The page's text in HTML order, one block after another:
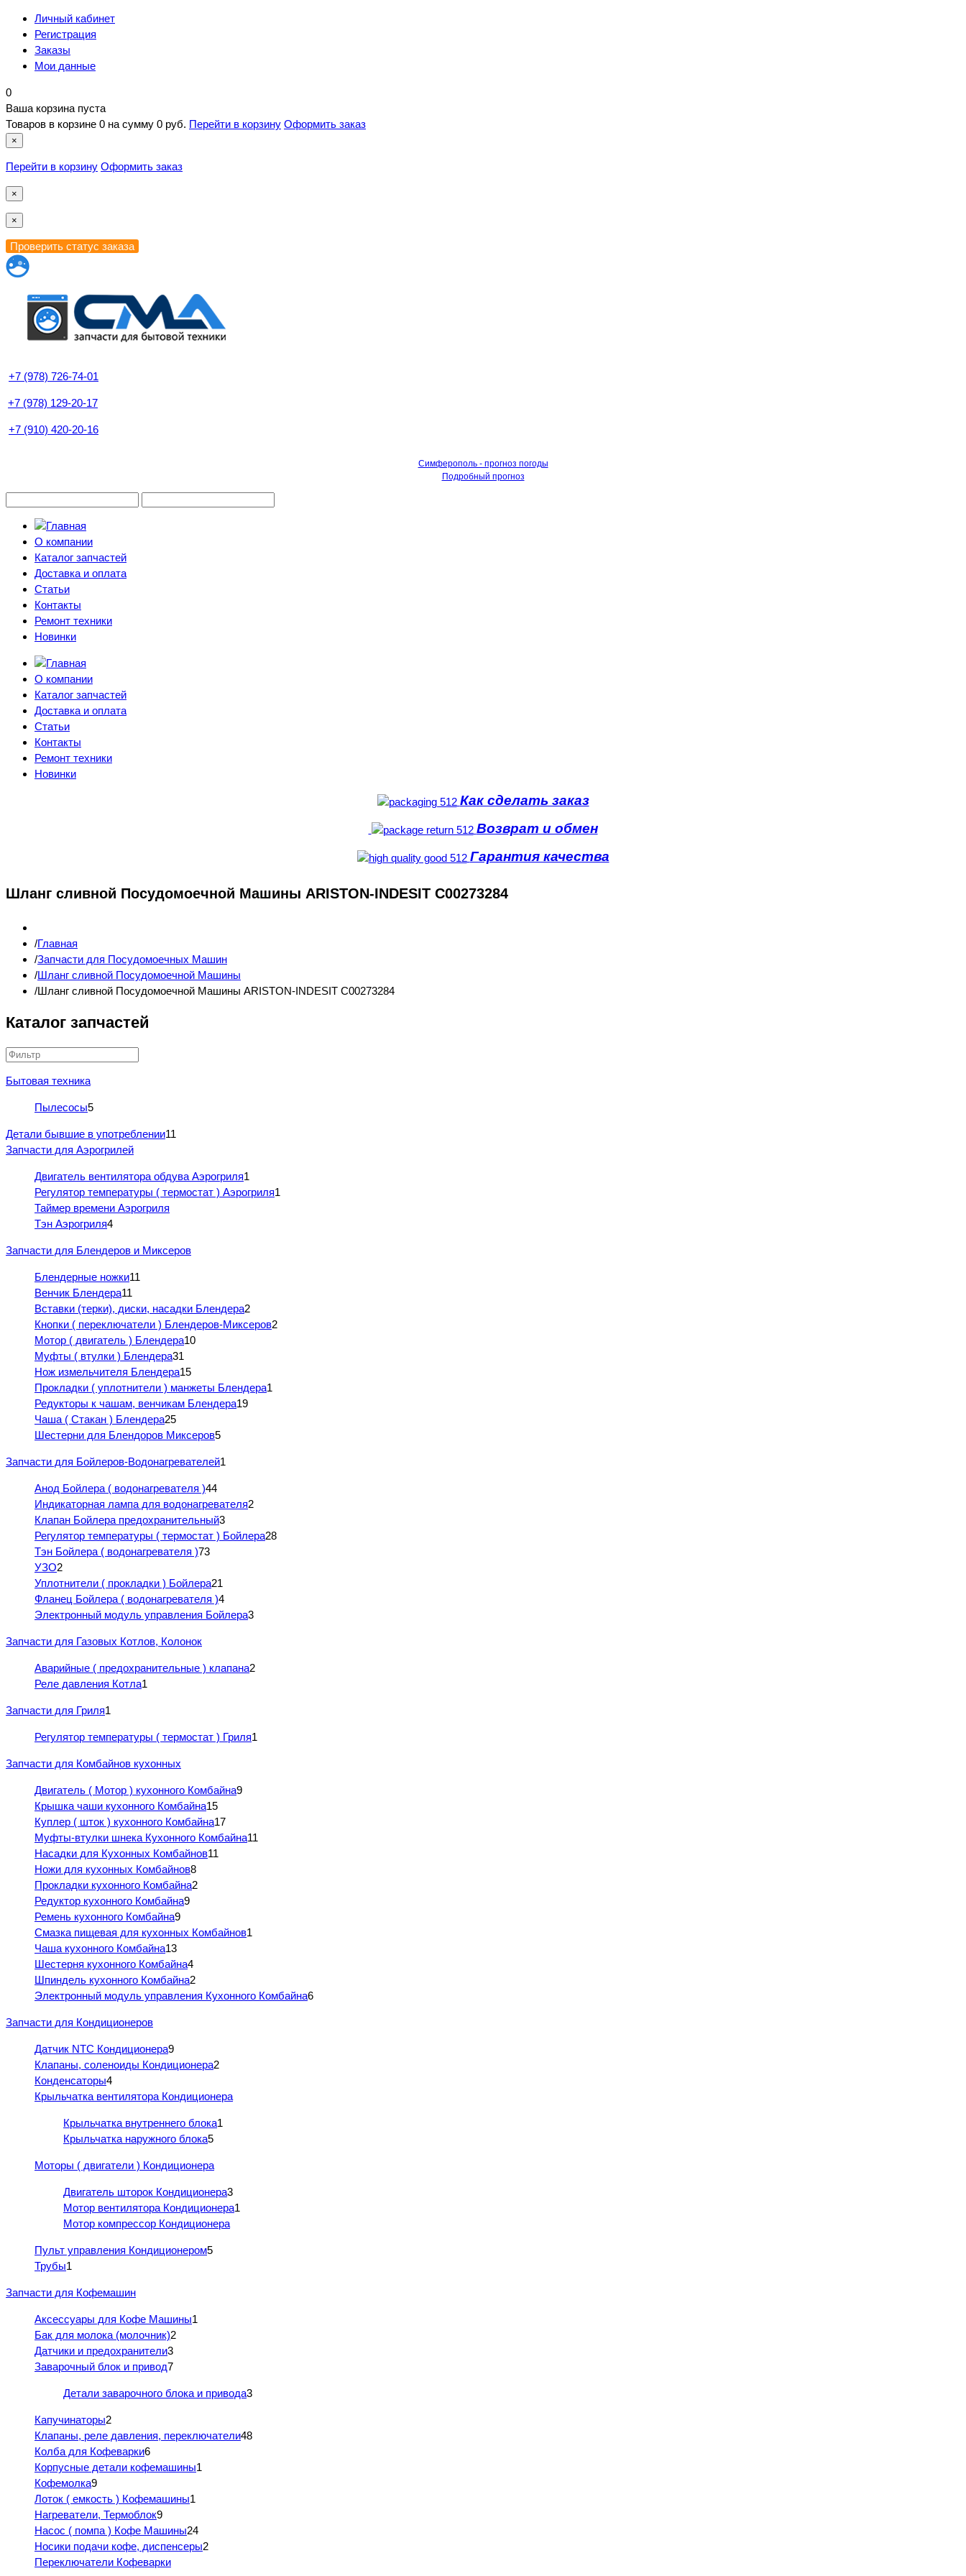
Личный кабинет
Регистрация
Заказы
Мои данные
0
Ваша корзина пуста
Товаров в корзине 0 на сумму 0 руб. Перейти в корзину Оформить заказ
×
Перейти в корзину Оформить заказ
×
×
+7 (978) 726-74-01
+7 (978) 129-20-17
+7 (910) 420-20-16
Симферополь - прогноз погоды
Подробный прогноз
О компании
Каталог запчастей
Доставка и оплата
Статьи
Контакты
Ремонт техники
Новинки
О компании
Каталог запчастей
Доставка и оплата
Статьи
Контакты
Ремонт техники
Новинки
Как сделать заказ
Возврат и обмен
Гарантия качества
Шланг сливной Посудомоечной Машины ARISTON-INDESIT C00273284
Главная
Запчасти для Посудомоечных Машин
Шланг сливной Посудомоечной Машины
Шланг сливной Посудомоечной Машины ARISTON-INDESIT C00273284
Каталог запчастей
Бытовая техника
Пылесосы5
Детали бывшие в употреблении11
Запчасти для Аэрогрилей
Двигатель вентилятора обдува Аэрогриля1
Регулятор температуры ( термостат ) Аэрогриля1
Таймер времени Аэрогриля
Тэн Аэрогриля4
Запчасти для Блендеров и Миксеров
Блендерные ножки11
Венчик Блендера11
Вставки (терки), диски, насадки Блендера2
Кнопки ( переключатели ) Блендеров-Миксеров2
Мотор ( двигатель ) Блендера10
Муфты ( втулки ) Блендера31
Нож измельчителя Блендера15
Прокладки ( уплотнители ) манжеты Блендера1
Редукторы к чашам, венчикам Блендера19
Чаша ( Стакан ) Блендера25
Шестерни для Блендоров Миксеров5
Запчасти для Бойлеров-Водонагревателей1
Анод Бойлера ( водонагревателя )44
Индикаторная лампа для водонагревателя2
Клапан Бойлера предохранительный3
Регулятор температуры ( термостат ) Бойлера28
Тэн Бойлера ( водонагревателя )73
УЗО2
Уплотнители ( прокладки ) Бойлера21
Фланец Бойлера ( водонагревателя )4
Электронный модуль управления Бойлера3
Запчасти для Газовых Котлов, Колонок
Аварийные ( предохранительные ) клапана2
Реле давления Котла1
Запчасти для Гриля1
Регулятор температуры ( термостат ) Гриля1
Запчасти для Комбайнов кухонных
Двигатель ( Мотор ) кухонного Комбайна9
Крышка чаши кухонного Комбайна15
Куплер ( шток ) кухонного Комбайна17
Муфты-втулки шнека Кухонного Комбайна11
Насадки для Кухонных Комбайнов11
Ножи для кухонных Комбайнов8
Прокладки кухонного Комбайна2
Редуктор кухонного Комбайна9
Ремень кухонного Комбайна9
Смазка пищевая для кухонных Комбайнов1
Чаша кухонного Комбайна13
Шестерня кухонного Комбайна4
Шпиндель кухонного Комбайна2
Электронный модуль управления Кухонного Комбайна6
Запчасти для Кондиционеров
Датчик NTC Кондиционера9
Клапаны, соленоиды Кондиционера2
Конденсаторы4
Крыльчатка вентилятора Кондиционера
Крыльчатка внутреннего блока1
Крыльчатка наружного блока5
Моторы ( двигатели ) Кондиционера
Двигатель шторок Кондиционера3
Мотор вентилятора Кондиционера1
Мотор компрессор Кондиционера
Пульт управления Кондиционером5
Трубы1
Запчасти для Кофемашин
Аксессуары для Кофе Машины1
Бак для молока (молочник)2
Датчики и предохранители3
Заварочный блок и привод7
Детали заварочного блока и привода3
Капучинаторы2
Клапаны, реле давления, переключатели48
Колба для Кофеварки6
Корпусные детали кофемашины1
Кофемолка9
Лоток ( емкость ) Кофемашины1
Нагреватели, Термоблок9
Насос ( помпа ) Кофе Машины24
Носики подачи кофе, диспенсеры2
Переключатели Кофеварки